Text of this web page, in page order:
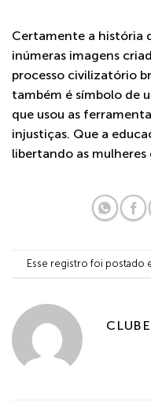
Certamente a história
inúmeras imagens
processo civilizatório
também é símbolo de
que usou as
injustiças. Que a
libertando as mulheres
Esse registro foi postado